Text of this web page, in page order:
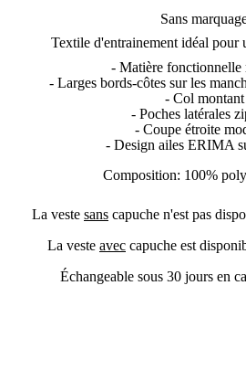
Sans
Textile d'entrainement idéal pour
- Matière fonctionnelle
- Larges bords-côtes sur les
- Col montant
- Poches latérales
- Coupe étroite
- Design ailes ERIMA
Composition: 100%
La veste sans capuche n'est pas
La veste avec capuche est
Échangeable sous 30 jours en